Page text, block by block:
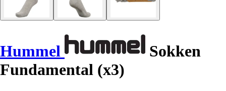
Hummel
Sokken
Fundamental (x3)